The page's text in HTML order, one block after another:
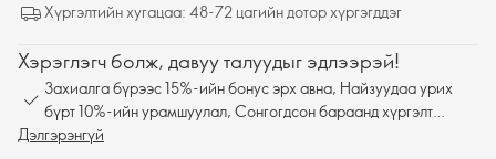
Хүргэлтийн хугацаа: 48-72 цагийн дотор хүргэгддэг
Хэрэглэгч болж, давуу талуудыг эдлээрэй!
Захиалга бүрээс 15%-ийн бонус эрх авна, Найзуудаа урих
бүрт 10%-ийн урамшуулал, Сонгогдсон бараанд хүргэлт
үнэгүй
Дэлгэрэнгүй